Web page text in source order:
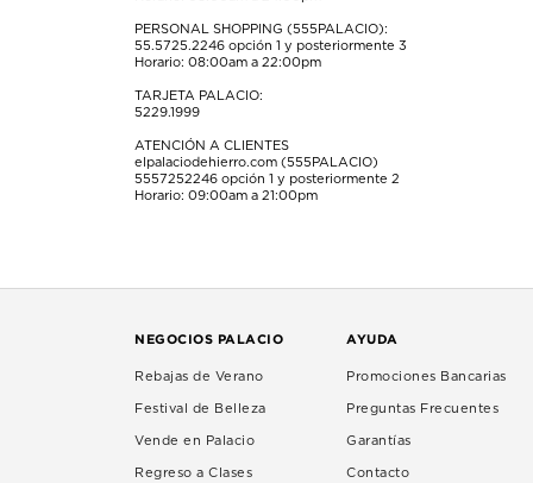
PERSONAL SHOPPING (555PALACIO):
55.5725.2246 opción 1 y posteriormente 3
Horario: 08:00am a 22:00pm
TARJETA PALACIO:
5229.1999
ATENCIÓN A CLIENTES
elpalaciodehierro.com (555PALACIO)
5557252246 opción 1 y posteriormente 2
Horario: 09:00am a 21:00pm
NEGOCIOS PALACIO
Rebajas de Verano
Festival de Belleza
Vende en Palacio
Regreso a Clases
AYUDA
Promociones Bancarias
Preguntas Frecuentes
Garantías
Contacto